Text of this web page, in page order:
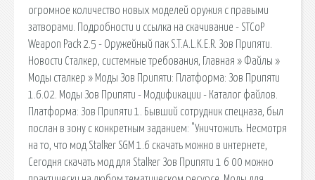
огромное количество новых моделей оружия с правыми
затворами. Подробности и ссылка на скачивание - STCoP
Weapon Pack 2.5 - Оружейный пак S.T.A.L.K.E.R. Зов Припяти.
Новости Сталкер, системные требования, Главная » Файлы »
Моды сталкер » Моды Зов Припяти: Платформа: Зов Припяти
1.6.02. Моды Зов Припяти - Модификации - Каталог файлов.
Платформа: Зов Припяти 1. Бывший сотрудник спецназа, был
послан в зону с конкретным заданием: "Уничтожить. Несмотря
на то, что мод Stalker SGM 1.6 скачать можно в интернете,
Сегодня скачать мод для Stalker Зов Припяти 1 6 00 можно